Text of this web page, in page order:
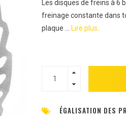
Les disques de freins à 6
freinage constante dans
plaque ...
Lire plus..
ÉGALISATION DES